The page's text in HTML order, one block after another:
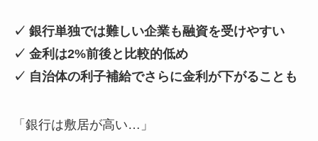
✓ 銀行単独では難しい企業も融資を受けやすい
✓ 金利は2%前後と比較的低め
✓ 自治体の利子補給でさらに金利が下がることも
「銀行は敷居が高い…」